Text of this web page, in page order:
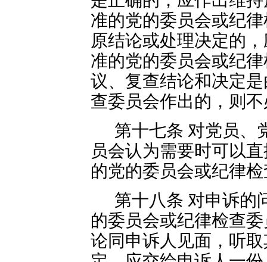
准的党的委员会或纪
原结论或处理决定的
准的党的委员会或纪
议、复查结论和决定
查委员会作出的，则
第十七条 对党员、
员会认为需要时可以
的党的委员会或纪律
第十八条 对申诉的
的委员会或纪律检查
论同申诉人见面，听